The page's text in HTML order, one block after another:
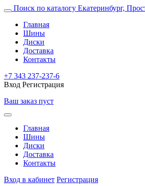
Поиск по каталогу Екатеринбург,
Главная
Шины
Диски
Доставка
Контакты
+7 343 237-237-6
Вход Регистрация
Ваш заказ пуст
Главная
Шины
Диски
Доставка
Контакты
Вход в кабинет Регистрация